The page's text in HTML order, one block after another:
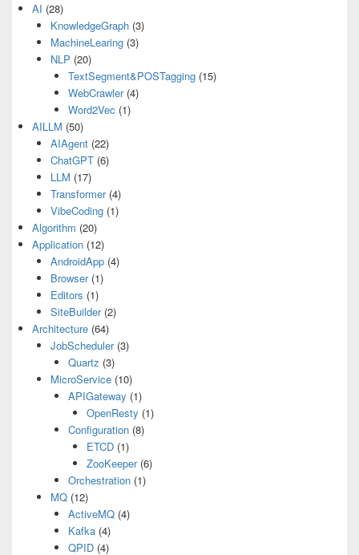
AI (28)
KnowledgeGraph(3)
MachineLearing(3)
NLP (20)
TextSegment&POSTagging (15)
WebCrawler(4)
Word2Vec (1)
AILLM (50)
AIAgent(22)
ChatGPT(6)
LLM (17)
Transformer(4)
VibeCoding(1)
Algorithm (20)
Application (12)
AndroidApp(4)
Browser(1)
Editors (1)
SiteBuilder(2)
Architecture (64)
JobScheduler(3)
Quartz (3)
MicroService(10)
APIGateway (1)
OpenResty (1)
Configuration (8)
ETCD(1)
ZooKeeper(6)
Orchestration (1)
MQ(12)
ActiveMQ (4)
Kafka (4)
QPID (4)